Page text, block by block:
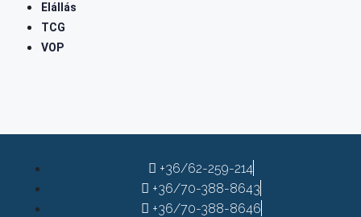
Elállás
TCG
VOP
+36/62-259-214
+36/70-388-8643
+36/70-388-8646